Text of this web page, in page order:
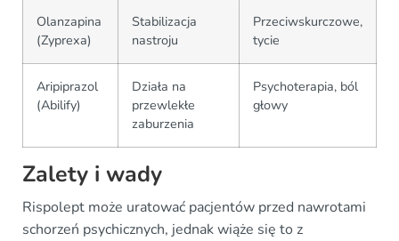
Olanzapina
(Zyprexa)
Stabilizacja
nastroju
Przeciwskurczowe,
tycie
Aripiprazol
(Abilify)
Działa na
przewlekłe
zaburzenia
Psychoterapia, ból
głowy
Zalety i wady
Rispolept może uratować pacjentów przed nawrotami
schorzeń psychicznych, jednak wiąże się to z